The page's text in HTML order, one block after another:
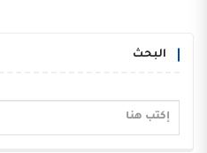
البحث